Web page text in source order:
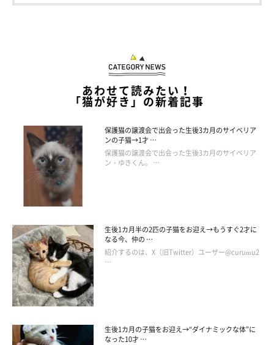
プチサプライズ！猫さん夢の水族館グラス
あわせて読みたい！
「猫が好き」の新着記事
保護猫の譲渡会で出会った生後3カ月のサイベリア
ンの子猫→1才 …
保護猫の譲渡会で出会った生後3カ月のサイベリア
ン・ゆきくん。 …
生後1カ月半の2匹の子猫をお迎え→もうすぐ2才に
なる今、仲の …
紹介するのは、X（旧Twitter）ユーザー@curumu2
…
生後1カ月の子猫をお迎え→“ダイナミックな体”に
なった10才 …